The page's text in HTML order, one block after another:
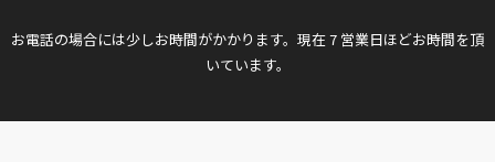
お電話の場合には少しお時間がかかります。現在 7 営業日ほどお時間を頂
いています。